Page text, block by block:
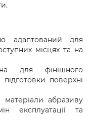
адаптований для
місцях та на
для фінішного
поверхні
матеріали абразиву
експлуатації та